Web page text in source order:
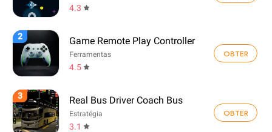
4.3
2 Game Remote Play Controller
Ferramentas
4.5
OBTER
3 Real Bus Driver Coach Bus
Estratégia
3.1
OBTER